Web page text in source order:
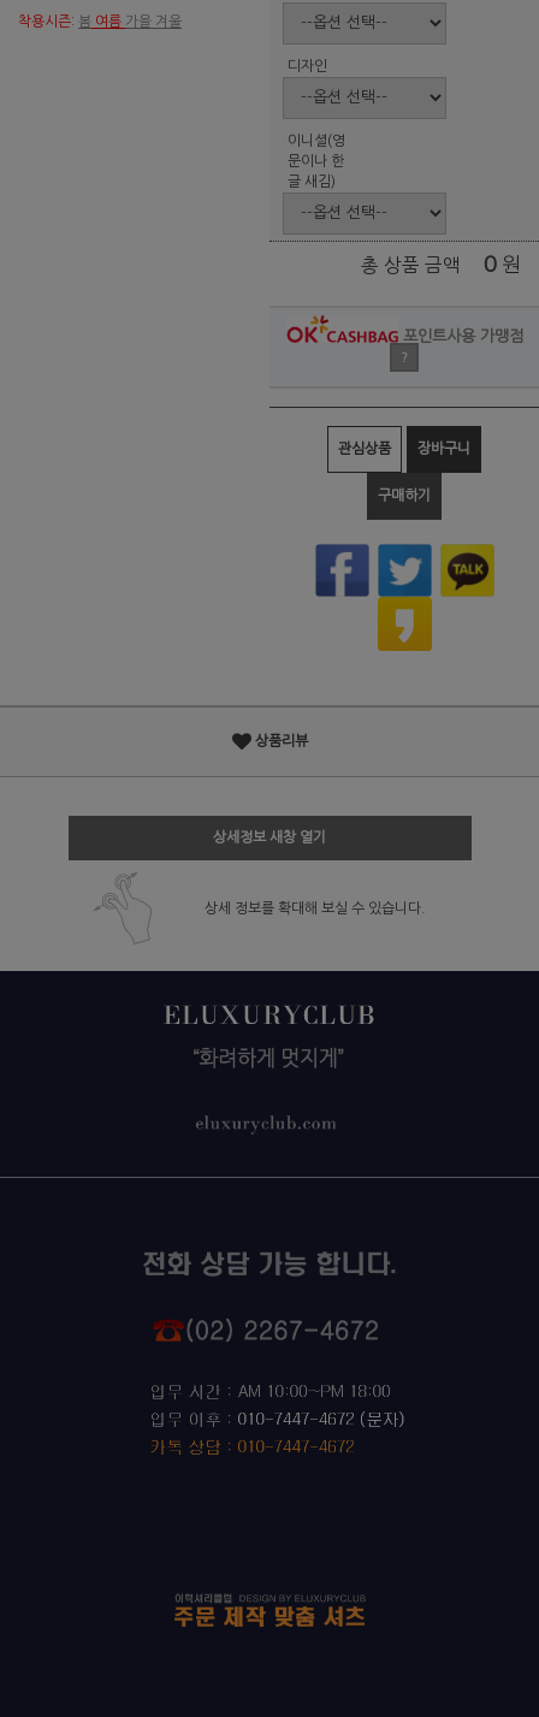
착용시즌: 봄 여름 가을 겨울
디자인
이니셜(영
문이나 한
글 새김)
총 상품 금액 0 원
포인트사용 가맹점
?
관심상품 장바구니
구매하기
상품리뷰
상세정보 새창 열기
상세 정보를 확대해 보실 수 있습니다.